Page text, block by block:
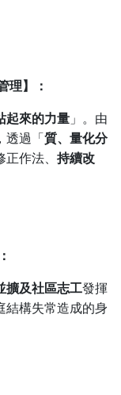
理】：
起來的力量 」。由
透過「質、量化分
作法、 持續改
擴及社區志工發揮
結構失常造成的身